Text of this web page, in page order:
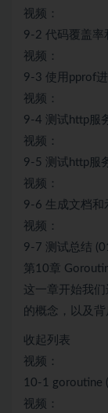
视频：
9-2 代码覆盖率
视频：
9-3 使用pprof
视频：
9-4 测试http服
视频：
9-5 测试http服
视频：
9-6 生成文档和
视频：
9-7 测试总结
第10章
这一章开始我
的概念，以及背
收起列表
视频：
10-1 goroutine
视频：